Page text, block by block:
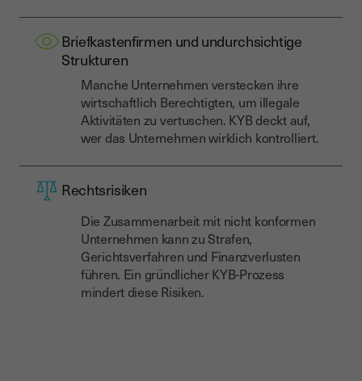
Briefkastenfirmen und undurchsichtige
Strukturen
Manche Unternehmen verstecken ihre
wirtschaftlich Berechtigten, um illegale
Aktivitäten zu vertuschen. KYB deckt auf,
wer das Unternehmen wirklich kontrolliert.
Rechtsrisiken
Die Zusammenarbeit mit nicht konformen
Unternehmen kann zu Strafen,
Gerichtsverfahren und Finanzverlusten
führen. Ein gründlicher KYB-Prozess
mindert diese Risiken.